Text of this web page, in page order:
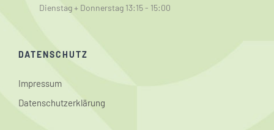
Dienstag + Donnerstag 13:15 - 15:00
DATENSCHUTZ
Impressum
Datenschutzerklärung